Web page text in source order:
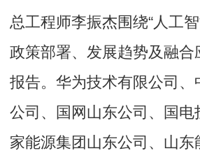
总工程师李振杰围绕“人工
政策部署、发展趋势及融合
报告。华为技术有限公司、
公司、国网山东公司、国电
家能源集团山东公司、山